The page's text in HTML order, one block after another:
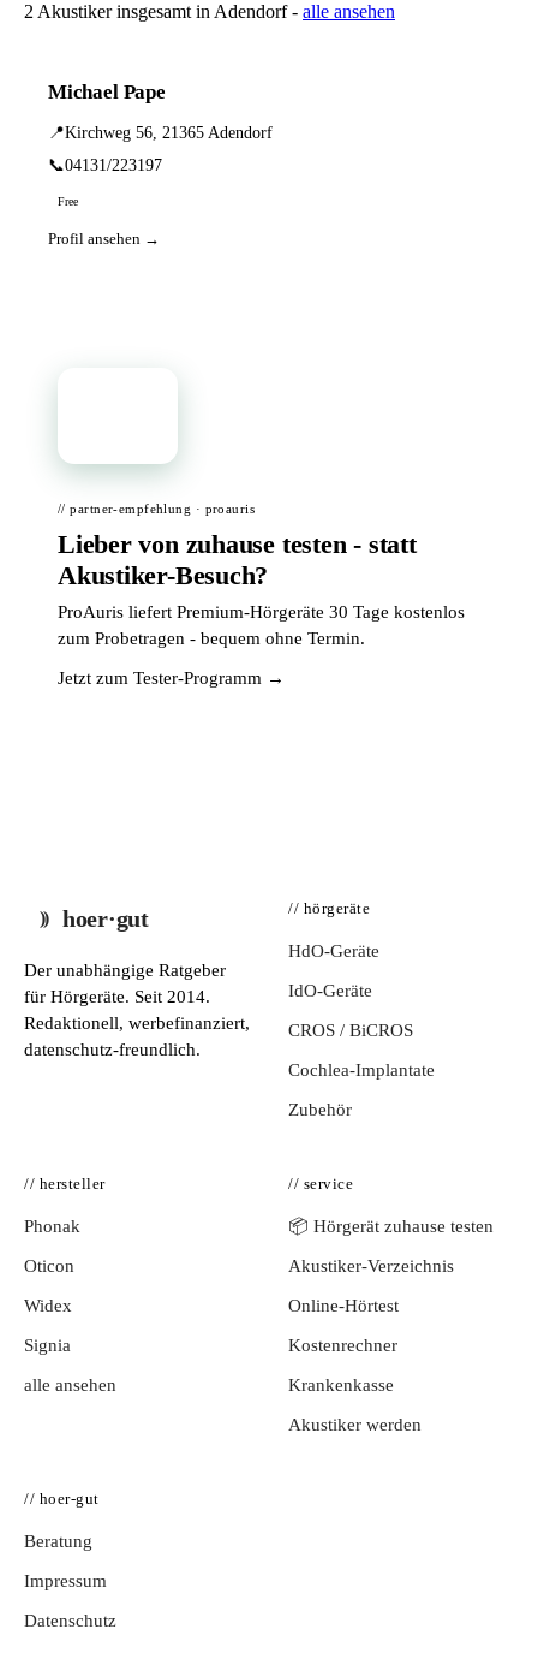
2 Akustiker insgesamt in Adendorf - alle ansehen
Michael Pape
📍Kirchweg 56, 21365 Adendorf
📞04131/223197
Free
Profil ansehen →
// partner-empfehlung · proauris
Lieber von zuhause testen - statt
Akustiker-Besuch?
ProAuris liefert Premium-Hörgeräte 30 Tage kostenlos
zum Probetragen - bequem ohne Termin.
Jetzt zum Tester-Programm →
hoer·gut
Der unabhängige Ratgeber
für Hörgeräte. Seit 2014.
Redaktionell, werbefinanziert,
datenschutz-freundlich.
// hörgeräte
HdO-Geräte
IdO-Geräte
CROS / BiCROS
Cochlea-Implantate
Zubehör
// hersteller
Phonak
Oticon
Widex
Signia
alle ansehen
// service
📦 Hörgerät zuhause testen
Akustiker-Verzeichnis
Online-Hörtest
Kostenrechner
Krankenkasse
Akustiker werden
// hoer-gut
Beratung
Impressum
Datenschutz